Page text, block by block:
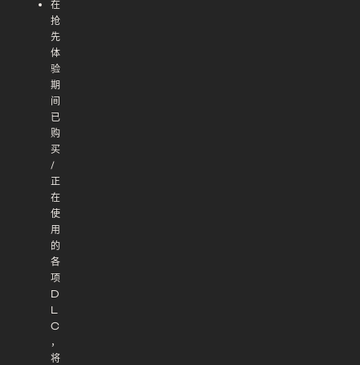
在
抢
先
体
验
期
间
已
购
买
/
正
在
使
用
的
各
项
D
L
C
，
将